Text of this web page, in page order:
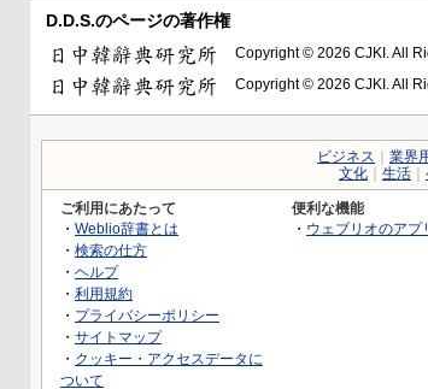
D.D.S.のページの著作権
Copyright © 2026 CJKI. All
Copyright © 2026 CJKI. All
ビジネス 業界
文化
生活
ご利用にあたって
・ Weblio辞書とは
・ 検索の仕方
・ ヘルプ
・ 利用規約
・ プライバシーポリシー
・ サイトマップ
・ クッキー・アクセスデータに
ついて
便利な機能
・ ウェブリオのアプ